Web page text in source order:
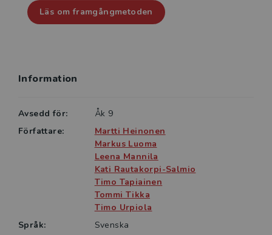
Allt i det tryckta kopieringsunderlaget finns även för
nedladdning och läsning på skärm i den digitala
lärarpaketet.
Läs om framgångmetoden
Information
Avsedd för:
Åk 9
Författare:
Martti Heinonen
Markus Luoma
Leena Mannila
Kati Rautakorpi-Salmio
Timo Tapiainen
Tommi Tikka
Timo Urpiola
Språk:
Svenska